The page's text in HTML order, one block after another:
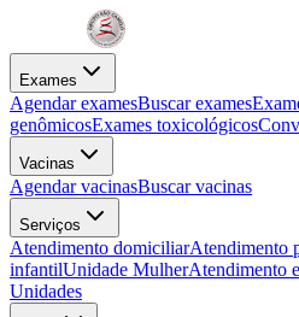
Exames
Agendar examesBuscar exames
genômicosExames toxicológicos
Vacinas
Agendar vacinasBuscar vacinas
Serviços
Atendimento domiciliarAtendimento
infantilUnidade MulherAtendimento
Unidades